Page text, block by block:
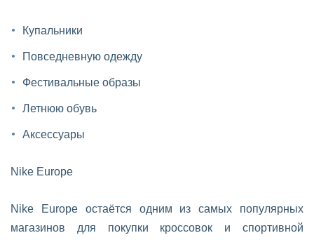
Купальники
Повседневную одежду
Фестивальные образы
Летнюю обувь
Аксессуары
Nike Europe
Nike Europe остаётся одним из самых популярных
магазинов для покупки кроссовок и спортивной